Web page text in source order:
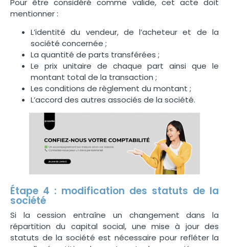
Pour être considéré comme valide, cet acte doit
mentionner :
L’identité du vendeur, de l’acheteur et de la
société concernée ;
La quantité de parts transférées ;
Le prix unitaire de chaque part ainsi que le
montant total de la transaction ;
Les conditions de règlement du montant ;
L’accord des autres associés de la société.
Étape 4 : modification des statuts de la
société
Si la cession entraîne un changement dans la
répartition du capital social, une mise à jour des
statuts de la société est nécessaire pour refléter la